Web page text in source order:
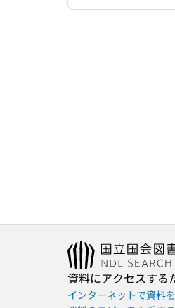
資料にアクセスする
インターネットで資料